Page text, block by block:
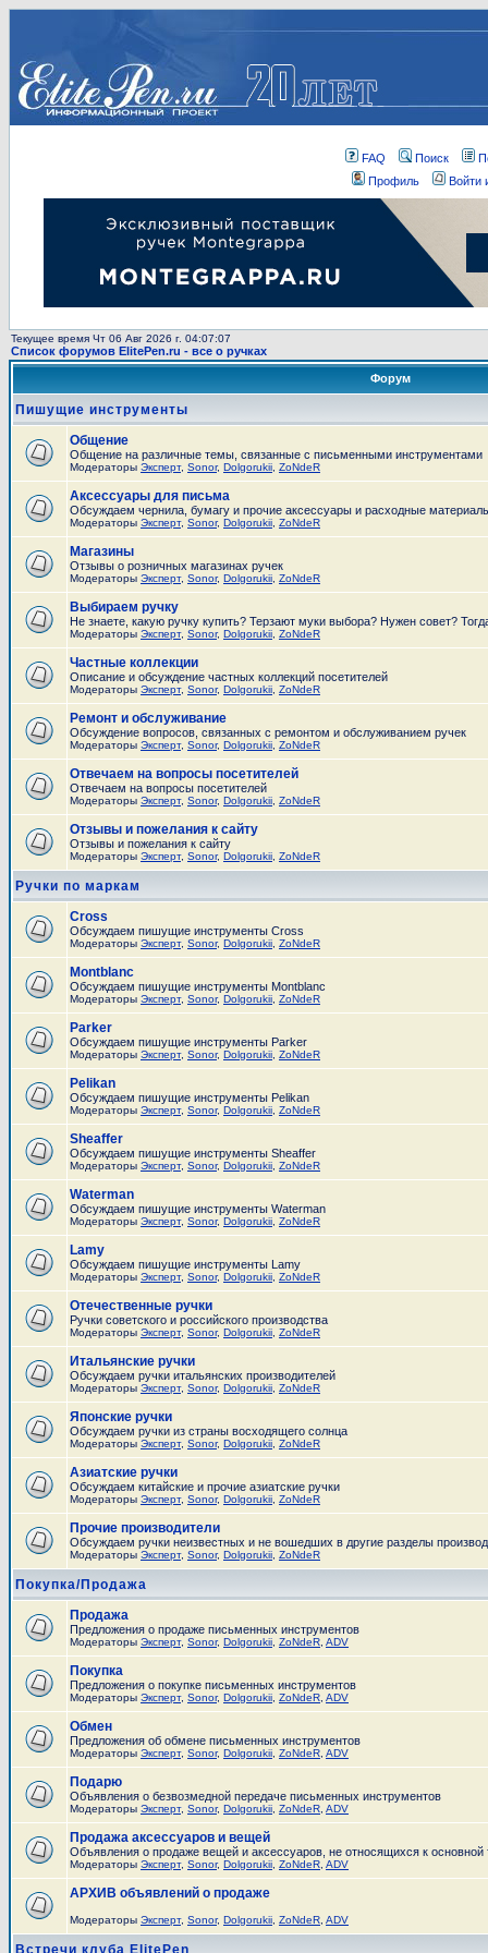
FAQ Поиск
Профиль
Войти
Текущее время Чт 06 Авг 2026 г. 04:07:07
Список форумов ElitePen.ru - все о ручках
Форум
Пишущие инструменты
Общение
Общение на различные темы, связанные с письменными инструментами
Модераторы Эксперт, Sonor, Dolgorukii ZoNdeR
Аксессуары для письма
Обсуждаем чернила, бумагу и прочие аксессуары и расходные
Модераторы Эксперт, Sonor, Dolgorukii ZoNdeR
Магазины
Отзывы о розничных магазинах ручек
Модераторы Эксперт, Sonor, Dolgorukii ZoNdeR
Выбираем ручку
Не знаете, какую ручку купить? Терзают муки выбора? Нужен совет?
Модераторы Эксперт, Sonor, Dolgorukii ZoNdeR
Частные коллекции
Описание и обсуждение частных коллекций посетителей
Модераторы Эксперт, Sonor, Dolgorukii ZoNdeR
Ремонт и обслуживание
Обсуждение вопросов, связанных с ремонтом и обслуживанием ручек
Модераторы Эксперт, Sonor, Dolgorukii ZoNdeR
Отвечаем на вопросы посетителей
Отвечаем на вопросы посетителей
Модераторы Эксперт, Sonor, Dolgorukii ZoNdeR
Отзывы и пожелания к сайту
Отзывы и пожелания к сайту
Модераторы Эксперт, Sonor, Dolgorukii ZoNdeR
Ручки по маркам
Cross
Обсуждаем пишущие инструменты Cross
Модераторы Эксперт, Sonor, Dolgorukii ZoNdeR
Montblanc
Обсуждаем пишущие инструменты Montblanc
Модераторы Эксперт, Sonor, Dolgorukii ZoNdeR
Parker
Обсуждаем пишущие инструменты Parker
Модераторы Эксперт, Sonor, Dolgorukii ZoNdeR
Pelikan
Обсуждаем пишущие инструменты Pelikan
Модераторы Эксперт, Sonor, Dolgorukii ZoNdeR
Sheaffer
Обсуждаем пишущие инструменты Sheaffer
Модераторы Эксперт, Sonor, Dolgorukii ZoNdeR
Waterman
Обсуждаем пишущие инструменты Waterman
Модераторы Эксперт, Sonor, Dolgorukii ZoNdeR
Lamy
Обсуждаем пишущие инструменты Lamy
Модераторы Эксперт, Sonor, Dolgorukii ZoNdeR
Отечественные ручки
Ручки советского и российского производства
Модераторы Эксперт, Sonor, Dolgorukii ZoNdeR
Итальянские ручки
Обсуждаем ручки итальянских производителей
Модераторы Эксперт, Sonor, Dolgorukii ZoNdeR
Японские ручки
Обсуждаем ручки из страны восходящего солнца
Модераторы Эксперт, Sonor, Dolgorukii ZoNdeR
Азиатские ручки
Обсуждаем китайские и прочие азиатские ручки
Модераторы Эксперт, Sonor, Dolgorukii ZoNdeR
Прочие производители
Обсуждаем ручки неизвестных и не вошедших в другие разделы
Модераторы Эксперт, Sonor, Dolgorukii ZoNdeR
Покупка/Продажа
Продажа
Предложения о продаже письменных инструментов
Модераторы Эксперт, Sonor, Dolgorukii ZoNdeR ADV
Покупка
Предложения о покупке письменных инструментов
Модераторы Эксперт, Sonor, Dolgorukii ZoNdeR ADV
Обмен
Предложения об обмене письменных инструментов
Модераторы Эксперт, Sonor, Dolgorukii ZoNdeR ADV
Подарю
Объявления о безвозмедной передаче письменных инструментов
Модераторы Эксперт, Sonor, Dolgorukii ZoNdeR ADV
Продажа аксессуаров и вещей
Объявления о продаже вещей и аксессуаров, не относящихся к
Модераторы Эксперт, Sonor, Dolgorukii ZoNdeR ADV
АРХИВ объявлений о продаже
Модераторы Эксперт, Sonor, Dolgorukii ZoNdeR ADV
Встречи клуба ElitePen